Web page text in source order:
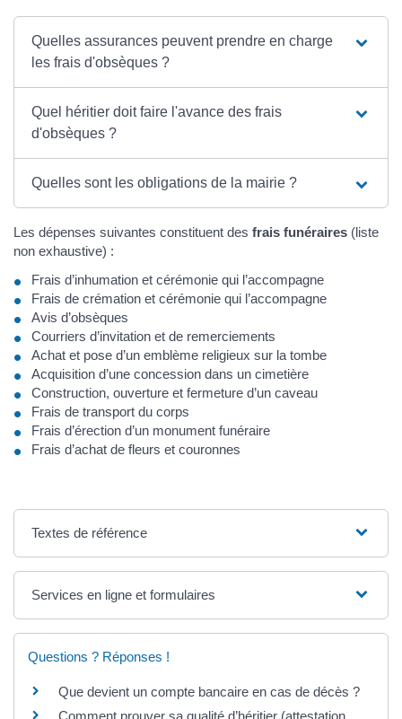
Quelles assurances peuvent prendre en charge
les frais d'obsèques ?
Quel héritier doit faire l'avance des frais
d'obsèques ?
Quelles sont les obligations de la mairie ?
Les dépenses suivantes constituent des frais funéraires (liste
non exhaustive) :
Frais d’inhumation et cérémonie qui l’accompagne
Frais de crémation et cérémonie qui l’accompagne
Avis d’obsèques
Courriers d’invitation et de remerciements
Achat et pose d’un emblème religieux sur la tombe
Acquisition d’une concession dans un cimetière
Construction, ouverture et fermeture d’un caveau
Frais de transport du corps
Frais d’érection d’un monument funéraire
Frais d’achat de fleurs et couronnes
Textes de référence
Services en ligne et formulaires
Questions ? Réponses !
Que devient un compte bancaire en cas de décès ?
Comment prouver sa qualité d’héritier (attestation,